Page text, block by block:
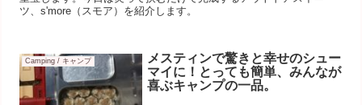
ツ、s'more（スモア）を紹介します。
Camping / キャンプ
メスティンで驚きと幸せのシュー
マイに！とっても簡単、みんなが
喜ぶキャンプの一品。